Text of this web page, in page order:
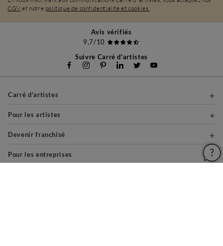
CGV et notre politique de confidentialité et cookies.
Avis vérifiés
9,7/10
Suivre Carré d'artistes
Carré d'artistes
Pour les artistes
Devenir franchisé
Pour les entreprises